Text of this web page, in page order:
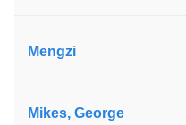
Mengzi
Mikes, George